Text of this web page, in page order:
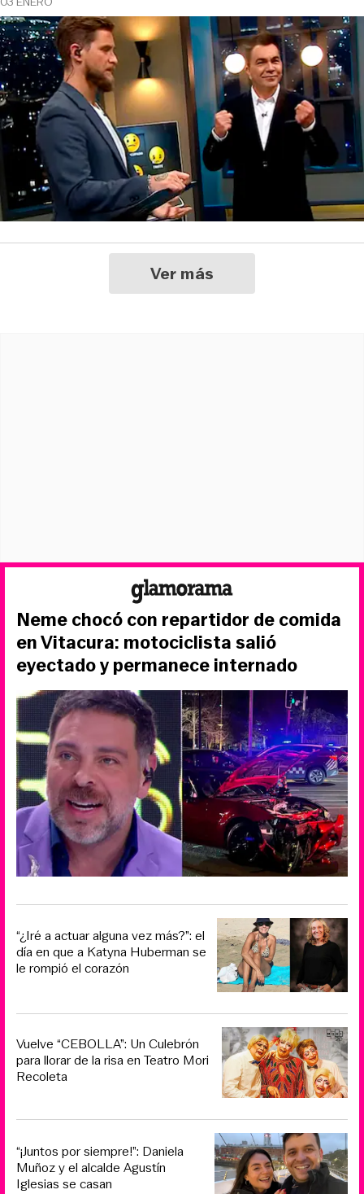
Ver más
Neme chocó con repartidor de comida
en Vitacura: motociclista salió
eyectado y permanece internado
“¿Iré a actuar alguna vez más?”: el
día en que a Katyna Huberman se
le rompió el corazón
Vuelve “CEBOLLA”: Un Culebrón
para llorar de la risa en Teatro Mori
Recoleta
“¡Juntos por siempre!”: Daniela
Muñoz y el alcalde Agustín
Iglesias se casan